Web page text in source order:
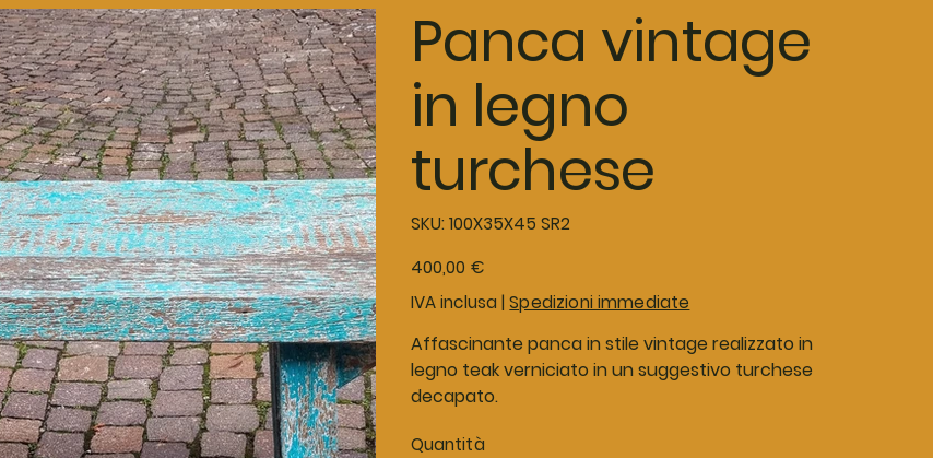
Panca vintage
in legno
turchese
SKU: SKU
100X35X45
100X35X45 SR2
Prezzo
400,00 €
IVA inclusa | Spedizioni immediate
Affascinante panca in stile vintage realizzato in
legno teak verniciato in un suggestivo turchese
decapato.
Quantità